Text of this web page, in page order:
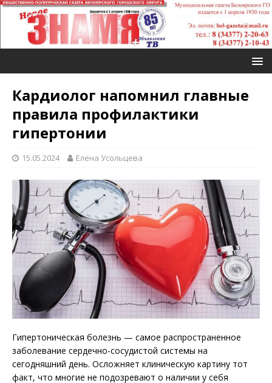
Кардиолог напомнил главные
правила профилактики
гипертонии
15.05.2024 Елена Усольцева
Гипертоническая болезнь — самое распространенное
заболевание сердечно-сосудистой системы на
сегодняшний день. Осложняет клиническую картину тот
факт, что многие не подозревают о наличии у себя